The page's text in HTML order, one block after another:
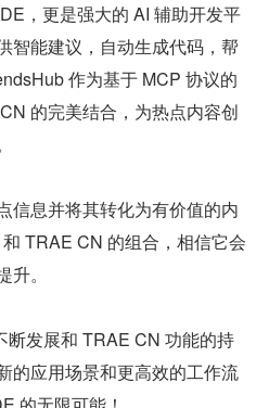
，更是强大的 AI 辅助开发平
智能建议，自动生成代码，帮
作为基于 MCP 协议的
的完美结合，为热点内容创
信息并将其转化为有价值的内
TRAE CN 的组合，相信它会
。
断发展和 TRAE CN 功能的持
的应用场景和更高效的工作流